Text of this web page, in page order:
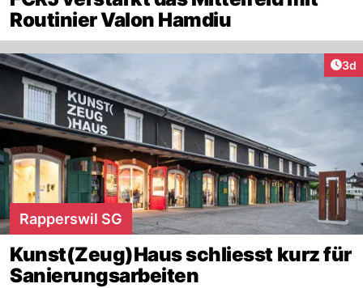
Routinier Valon Hamdiu
3d
Rapperswil SG
Kunst(Zeug)Haus schliesst kurz für
Sanierungsarbeiten